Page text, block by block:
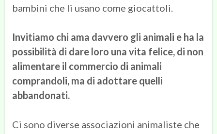
bambini che li usano come giocattoli.
Invitiamo chi ama davvero gli animali e ha la
possibilità di dare loro una vita felice, di non
alimentare il commercio di animali
comprandoli, ma di adottare quelli
abbandonati.
Ci sono diverse associazioni animaliste che